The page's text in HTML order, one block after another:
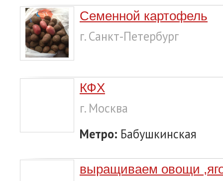
Семенной картофель
г. Санкт-Петербург
КФХ
г. Москва
Метро: Бабушкинская
выращиваем овощи